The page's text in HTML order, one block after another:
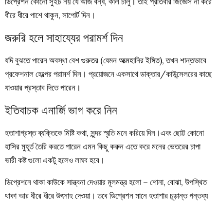
ধীরে ধীরে পাশে থাকুন, সাপোর্ট দিন।
জরুরি হলে সাহায্যের পরামর্শ দিন
যদি বুঝতে পারেন অবস্থা বেশ গুরুতর (যেমন আত্মহানির ইঙ্গিত), তখন শান্তভাবে
প্রফেশনাল হেল্পের পরামর্শ দিন। প্রয়োজনে একসাথে ডাক্তার/কাউন্সেলরের কাছে
যাওয়ার প্রস্তাব দিতে পারেন।
ইতিবাচক এনার্জি ভাগ করে নিন
হতাশাগ্রস্ত ব্যক্তিকে মিষ্টি কথা, সুন্দর স্মৃতি মনে করিয়ে দিন।এবং ছোট্ট কোনো
হাসির মুহূর্ত তৈরি করতে পারেন এমন কিছু করুন এতে করে মনের ভেতরের চাপা
ভারী কষ্ট গুলো একটু হলেও লাঘব হবে।
ডিপ্রেশনে থাকা কাউকে সান্ত্বনা দেওয়ার মূলমন্ত্র হলো – শোনা, বোঝা, উপস্থিত
থাকা আর ধীরে ধীরে উৎসাহ দেওয়া। তবে ডিপ্রেশন মানে হতাশার চূড়ান্ত গন্তব্য